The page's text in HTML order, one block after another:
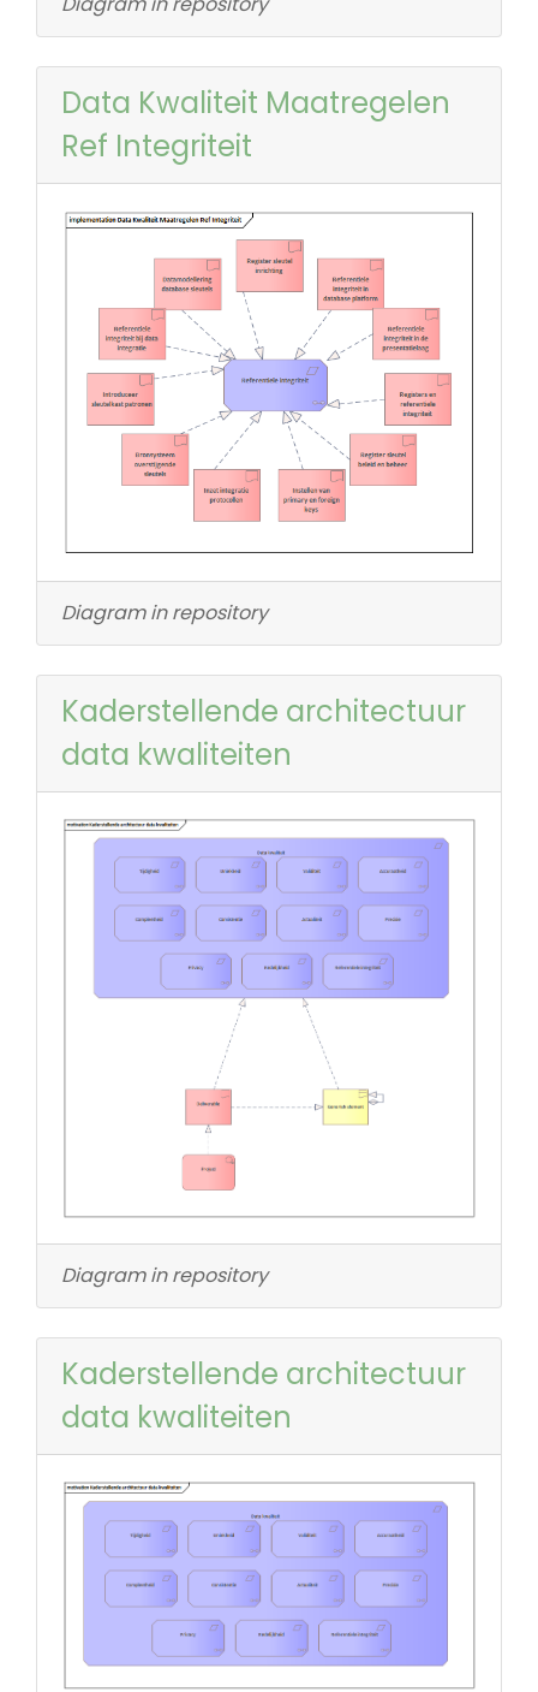
Data Kwaliteit Maatregelen
Ref Integriteit
Diagram in repository
Kaderstellende architectuur
data kwaliteiten
Diagram in repository
Kaderstellende architectuur
data kwaliteiten